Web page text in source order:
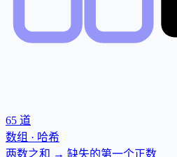
65 道
数组 · 哈希
两数之和 → 缺失的第一个正数